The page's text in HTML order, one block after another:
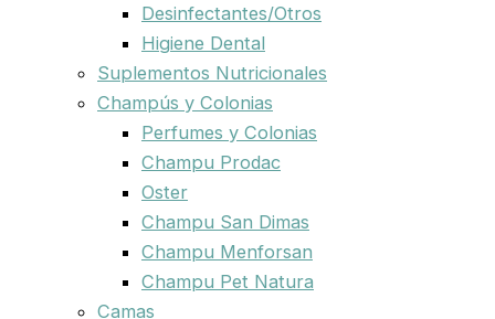
Desinfectantes/Otros
Higiene Dental
Suplementos Nutricionales
Champús y Colonias
Perfumes y Colonias
Champu Prodac
Oster
Champu San Dimas
Champu Menforsan
Champu Pet Natura
Camas